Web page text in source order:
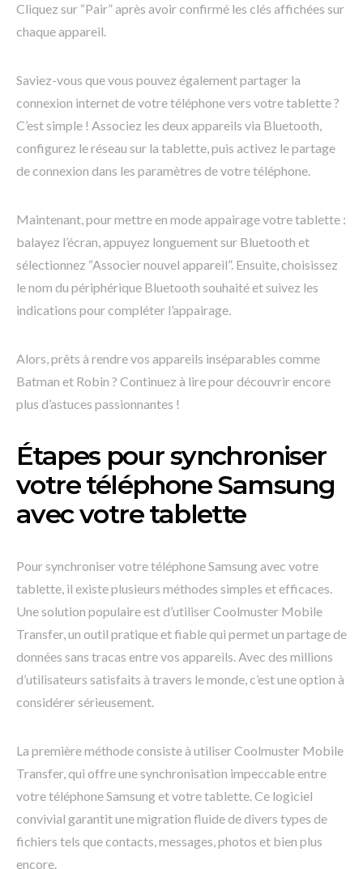
Cliquez sur “Pair” après avoir confirmé les clés affichées sur
chaque appareil.
Saviez-vous que vous pouvez également partager la
connexion internet de votre téléphone vers votre tablette ?
C’est simple ! Associez les deux appareils via Bluetooth,
configurez le réseau sur la tablette, puis activez le partage
de connexion dans les paramètres de votre téléphone.
Maintenant, pour mettre en mode appairage votre tablette :
balayez l’écran, appuyez longuement sur Bluetooth et
sélectionnez “Associer nouvel appareil”. Ensuite, choisissez
le nom du périphérique Bluetooth souhaité et suivez les
indications pour compléter l’appairage.
Alors, prêts à rendre vos appareils inséparables comme
Batman et Robin ? Continuez à lire pour découvrir encore
plus d’astuces passionnantes !
Étapes pour synchroniser
votre téléphone Samsung
avec votre tablette
Pour synchroniser votre téléphone Samsung avec votre
tablette, il existe plusieurs méthodes simples et efficaces.
Une solution populaire est d’utiliser Coolmuster Mobile
Transfer, un outil pratique et fiable qui permet un partage de
données sans tracas entre vos appareils. Avec des millions
d’utilisateurs satisfaits à travers le monde, c’est une option à
considérer sérieusement.
La première méthode consiste à utiliser Coolmuster Mobile
Transfer, qui offre une synchronisation impeccable entre
votre téléphone Samsung et votre tablette. Ce logiciel
convivial garantit une migration fluide de divers types de
fichiers tels que contacts, messages, photos et bien plus
encore.